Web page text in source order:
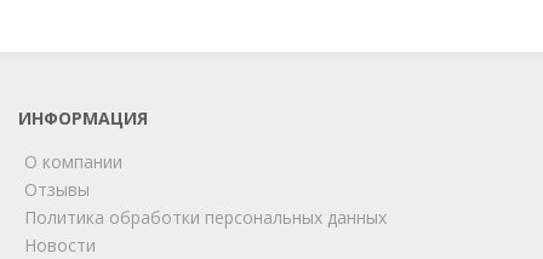
ИНФОРМАЦИЯ
О компании
Отзывы
Политика обработки персональных данных
Новости